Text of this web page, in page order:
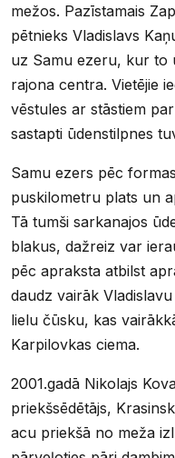
mežos. Pazīstamais
pētnieks Vladislavs
uz Samu ezeru, kur to
rajona centra. Vietējie
vēstules ar stāstiem
sastapti ūdenstilpnes
Samu ezers pēc
puskilometru plats un
Tā tumši sarkanajos
blakus, dažreiz var
pēc apraksta atbilst
daudz vairāk
lielu čūsku, kas
Karpilovkas ciema.
2001.gadā Nikolajs
priekšsēdētājs,
acu priekšā no meža